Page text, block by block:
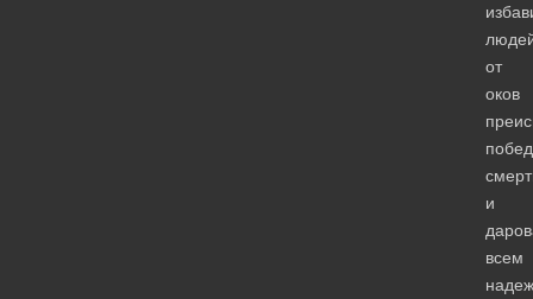
от
оков
и
всем